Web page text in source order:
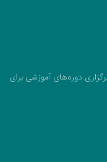
دوره‌های آموزشی برای